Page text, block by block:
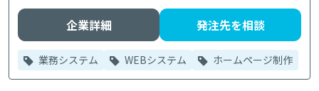
企業詳細 発注先を相談
業務システム WEBシステム ホームページ制作